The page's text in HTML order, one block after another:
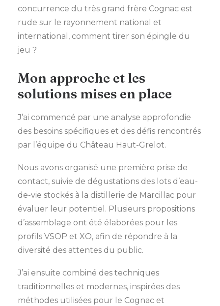
concurrence du très grand frère Cognac est
rude sur le rayonnement national et
international, comment tirer son épingle du
jeu ?
Mon approche et les
solutions mises en place
J’ai commencé par une analyse approfondie
des besoins spécifiques et des défis rencontrés
par l’équipe du Château Haut-Grelot.
Nous avons organisé une première prise de
contact, suivie de dégustations des lots d’eau-
de-vie stockés à la distillerie de Marcillac pour
évaluer leur potentiel. Plusieurs propositions
d’assemblage ont été élaborées pour les
profils VSOP et XO, afin de répondre à la
diversité des attentes du public.
J’ai ensuite combiné des techniques
traditionnelles et modernes, inspirées des
méthodes utilisées pour le Cognac et